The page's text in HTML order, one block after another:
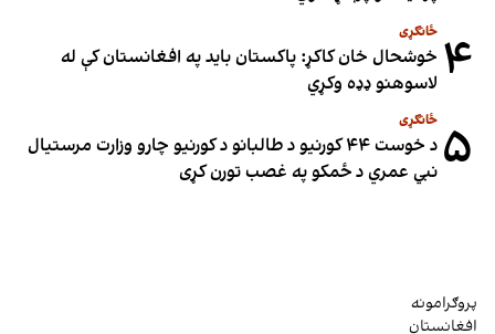
۴ ځانګړی
خوشحال خان کاکړ: پاکستان بايد په افغانستان کې له
لاسوهنو ډډه وکړي
۵ ځانګړی
د خوست ۴۴ کورنیو د طالبانو د کورنیو چارو وزارت مرستیال
نبي عمري د ځمکو په غصب تورن کړی
پروګرامونه
افغانستان